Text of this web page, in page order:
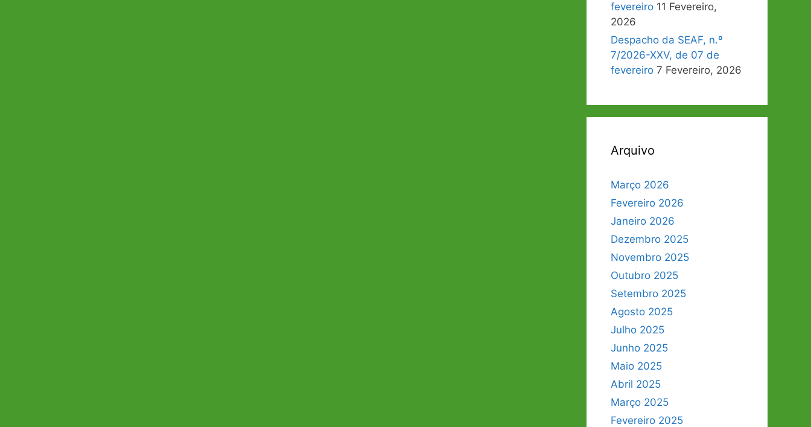
fevereiro 11 Fevereiro,
2026
Despacho da SEAF, n.º
7/2026-XXV, de 07 de
fevereiro 7 Fevereiro, 2026
Arquivo
Março 2026
Fevereiro 2026
Janeiro 2026
Dezembro 2025
Novembro 2025
Outubro 2025
Setembro 2025
Agosto 2025
Julho 2025
Junho 2025
Maio 2025
Abril 2025
Março 2025
Fevereiro 2025